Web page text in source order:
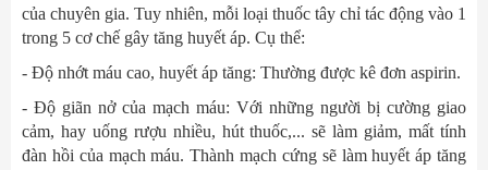
của chuyên gia. Tuy nhiên, mỗi loại thuốc tây chỉ tác động vào 1
trong 5 cơ chế gây tăng huyết áp. Cụ thể:
- Độ nhớt máu cao, huyết áp tăng: Thường được kê đơn aspirin.
- Độ giãn nở của mạch máu: Với những người bị cường giao
cảm, hay uống rượu nhiều, hút thuốc,... sẽ làm giảm, mất tính
đàn hồi của mạch máu. Thành mạch cứng sẽ làm huyết áp tăng